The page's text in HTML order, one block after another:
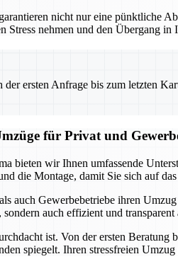
nicht nur eine pünktliche
nehmen und den Übergang in
ersten Anfrage bis zum letzten
für Privat und
wir Ihnen umfassende
die Montage, damit Sie sich auf
auch Gewerbebetriebe ihren
auch effizient und transparent
ist. Von der ersten
spiegelt. Ihren stressfreien